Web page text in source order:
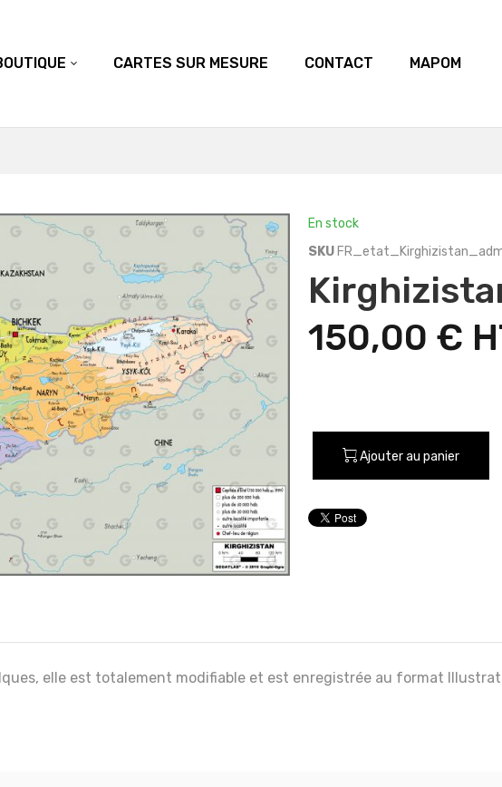
CARTES SUR MESURE CONTACT MAPOM
En stock
SKU
150,00 €
Ajouter au panier
elle est totalement modifiable et est enregistrée au format